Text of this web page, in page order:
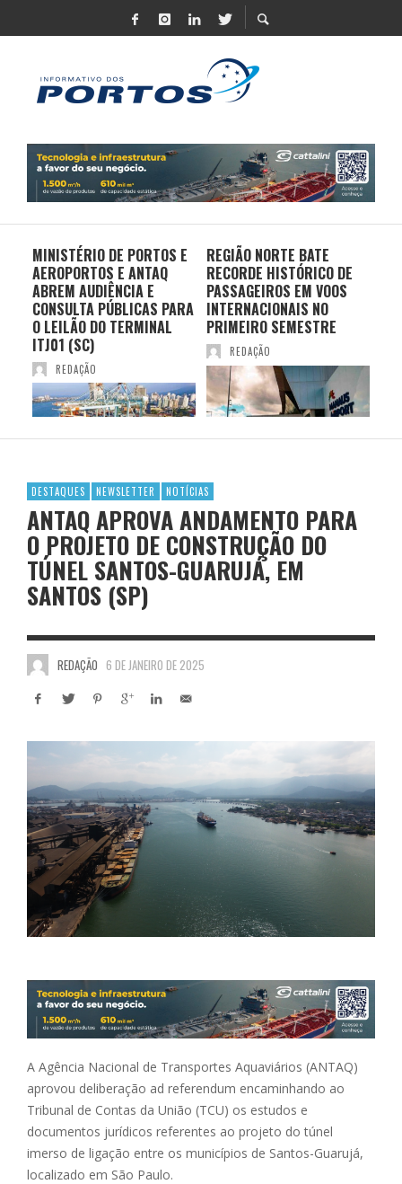
MINISTÉRIO DE PORTOS E
AEROPORTOS E ANTAQ
ABREM AUDIÊNCIA E
CONSULTA PÚBLICAS PARA
O LEILÃO DO TERMINAL
ITJ01 (SC)
REDAÇÃO
REGIÃO NORTE BATE
RECORDE HISTÓRICO DE
PASSAGEIROS EM VOOS
INTERNACIONAIS NO
PRIMEIRO SEMESTRE
REDAÇÃO
DESTAQUES NEWSLETTER NOTÍCIAS
ANTAQ APROVA ANDAMENTO PARA
O PROJETO DE CONSTRUÇÃO DO
TÚNEL SANTOS-GUARUJÁ, EM
SANTOS (SP)
REDAÇÃO 6 DE JANEIRO DE 2025
A Agência Nacional de Transportes Aquaviários (ANTAQ)
aprovou deliberação ad referendum encaminhando ao
Tribunal de Contas da União (TCU) os estudos e
documentos jurídicos referentes ao projeto do túnel
imerso de ligação entre os municípios de Santos-Guarujá,
localizado em São Paulo.